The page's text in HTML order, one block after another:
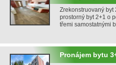
Zrekonstruovaný
prostorný byt 2+1 o
třemi samostatnými
Pronájem bytu